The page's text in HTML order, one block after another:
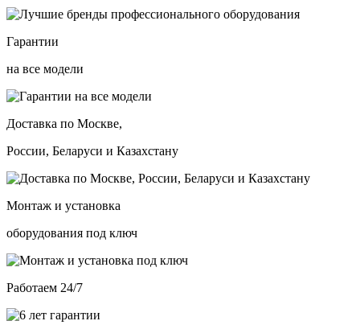
Гарантии
на все модели
Доставка по Москве,
России, Беларуси и Казахстану
Монтаж и установка
оборудования под ключ
Работаем 24/7